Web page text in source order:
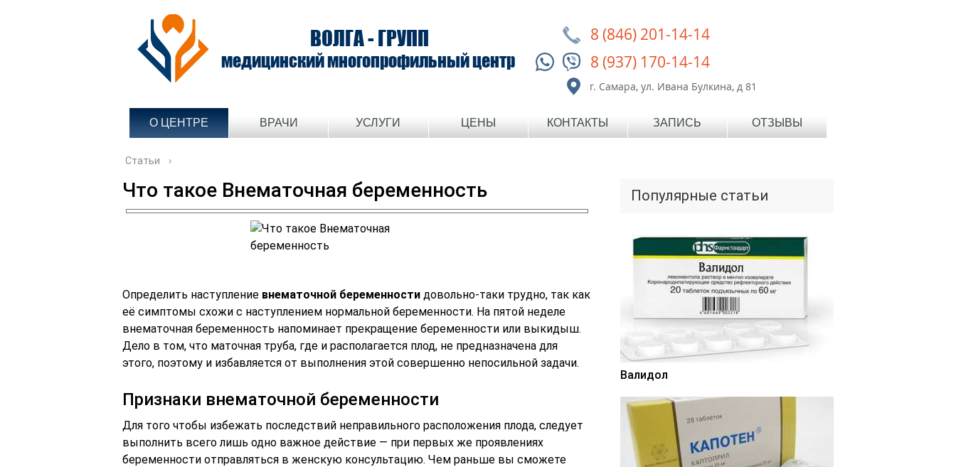
ВОЛГА - ГРУПП
медицинский многопрофильный центр
8 (846) 201-14-14
8 (937) 170-14-14
г. Самара, ул. Ивана Булкина, д 81
О ЦЕНТРЕ ВРАЧИ УСЛУГИ ЦЕНЫ КОНТАКТЫ ЗАПИСЬ ОТЗЫВЫ
Статьи ›
Что такое Внематочная беременность
Определить наступление внематочной беременности довольно-таки трудно, так как
её симптомы схожи с наступлением нормальной беременности. На пятой неделе
внематочная беременность напоминает прекращение беременности или выкидыш.
Дело в том, что маточная труба, где и располагается плод, не предназначена для
этого, поэтому и избавляется от выполнения этой совершенно непосильной задачи.
Признаки внематочной беременности
Для того чтобы избежать последствий неправильного расположения плода, следует
выполнить всего лишь одно важное действие — при первых же проявлениях
беременности отправляться в женскую консультацию. Чем раньше вы сможете
Популярные статьи
Валидол